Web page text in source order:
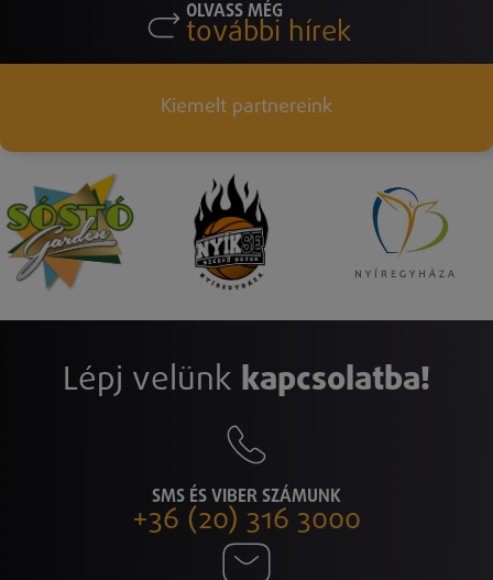
OLVASS MÉG
további hírek
Kiemelt partnereink
Lépj velünk kapcsolatba!
SMS ÉS VIBER SZÁMUNK
+36 (20) 316 3000